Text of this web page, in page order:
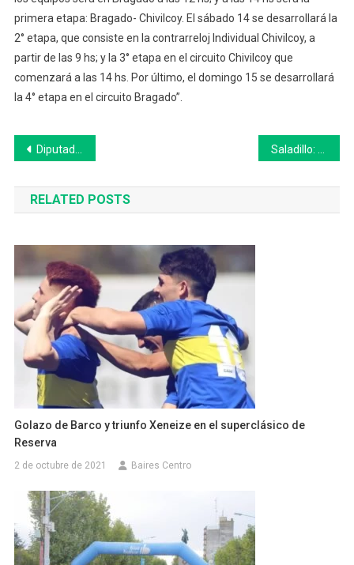
primera etapa: Bragado- Chivilcoy. El sábado 14 se desarrollará la
2° etapa, que consiste en la contrarreloj Individual Chivilcoy, a
partir de las 9 hs; y la 3° etapa en el circuito Chivilcoy que
comenzará a las 14 hs. Por último, el domingo 15 se desarrollará
la 4° etapa en el circuito Bragado”.
Navegación
de
entradas
Diputados vuelve a sesionar hoy con la ley de boleta única y cannabis medicinal en agenda
RELATED POSTS
Golazo de Barco y triunfo Xeneize en el superclásico de
Reserva
2 de octubre de 2021 Baires Centro